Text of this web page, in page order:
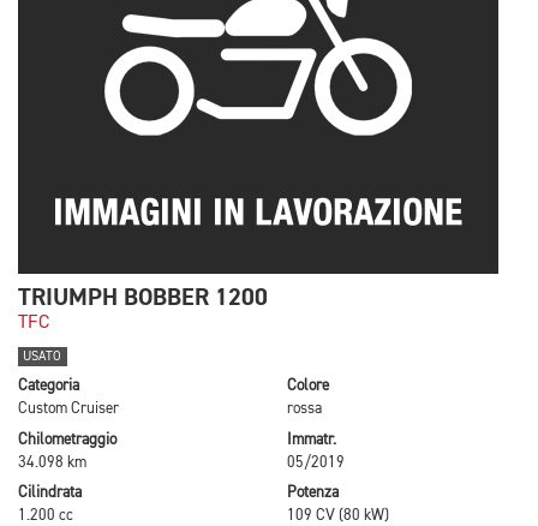
TRIUMPH BOBBER 1200
TFC
USATO
Categoria
Custom Cruiser
Colore
rossa
Chilometraggio
34.098 km
Immatr.
05/2019
Cilindrata
1.200 cc
Potenza
109 CV (80 kW)